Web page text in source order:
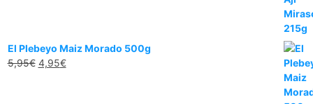
El Plebeyo Maiz Morado 500g
5,95€ 4,95€